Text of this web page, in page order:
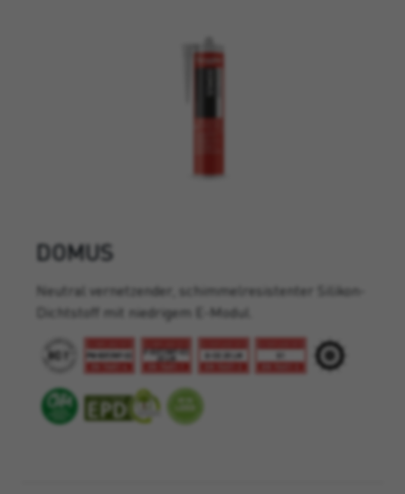
DOMUS
Neutral vernetzender, schimmelresistenter Silikon-
Dichtstoff mit niedrigem E-Modul.